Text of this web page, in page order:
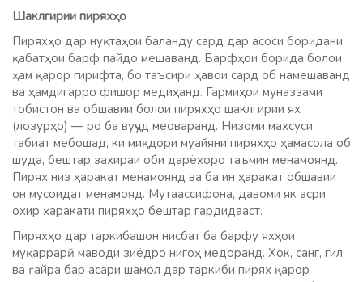
Шаклгирии пиряхҳо
Пиряхҳо дар нуқтаҳои баланду сард дар асоси боридани
қабатҳои барф пайдо мешаванд. Барфҳои борида болои
ҳам қарор гирифта, бо таъсири ҳавои сард об намешаванд
ва ҳамдигарро фишор медиҳанд. Гармиҳои муназзами
тобистон ва обшавии болои пиряхҳо шаклгирии ях
(лозурҳо) — ро ба вуҷуд меоваранд. Низоми махсуси
табиат мебошад, ки миқдори муайяни пиряхҳо ҳамасола об
шуда, бештар захираи оби дарёҳоро таъмин менамоянд.
Пирях низ ҳаракат менамоянд ва ба ин ҳаракат обшавии
он мусоидат менамояд. Мутаассифона, давоми як асри
охир ҳаракати пиряхҳо бештар гардидааст.
Пиряхҳо дар таркибашон нисбат ба барфу яхҳои
муқаррарӣ маводи зиёдро нигоҳ медоранд. Хок, санг, гил
ва ғайра бар асари шамол дар таркиби пирях қарор